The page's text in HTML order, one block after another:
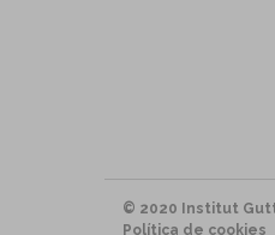
© 2020 Institut
Política de cookies